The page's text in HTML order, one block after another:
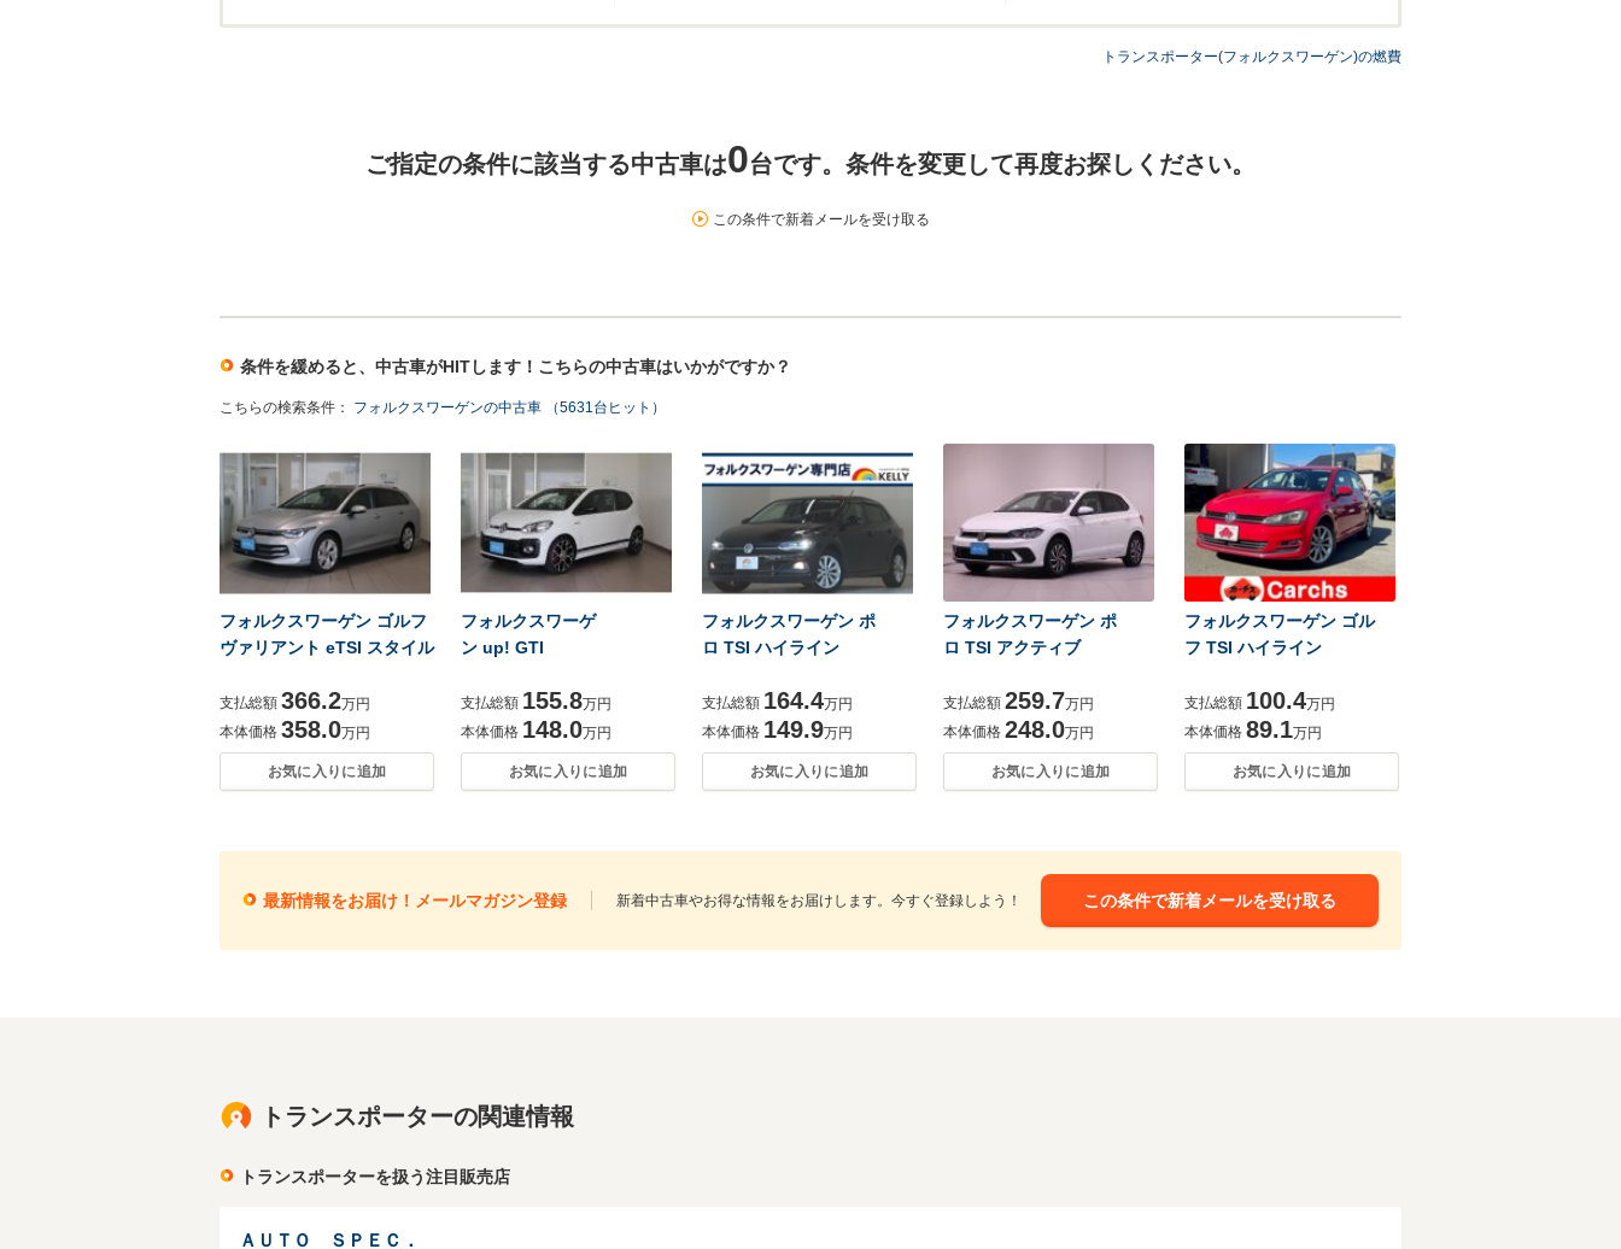
トランスポーター(フォルクスワーゲン)の燃費
ご指定の条件に該当する中古車は0台です。条件を変更して再度お探しください。
この条件で新着メールを受け取る
条件を緩めると、中古車がHITします！こちらの中古車はいかがですか？
こちらの検索条件： フォルクスワーゲンの中古車 （5631台ヒット）
フォルクスワーゲン ゴルフ
ヴァリアント eTSI スタイル
支払総額 366.2万円
本体価格 358.0万円
お気に入りに追加
フォルクスワーゲ
ン up! GTI
支払総額 155.8万円
本体価格 148.0万円
お気に入りに追加
フォルクスワーゲン ポ
ロ TSI ハイライン
支払総額 164.4万円
本体価格 149.9万円
お気に入りに追加
フォルクスワーゲン ポ
ロ TSI アクティブ
支払総額 259.7万円
本体価格 248.0万円
お気に入りに追加
フォルクスワーゲン ゴル
フ TSI ハイライン
支払総額 100.4万円
本体価格 89.1万円
お気に入りに追加
最新情報をお届け！メールマガジン登録 新着中古車やお得な情報をお届けします。今すぐ登録しよう！ この条件で新着メールを受け取る
トランスポーターの関連情報
トランスポーターを扱う注目販売店
ＡＵＴＯ ＳＰＥＣ．